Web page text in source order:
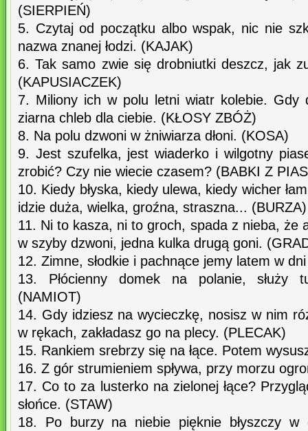
(SIERPIEŃ)
5. Czytaj od początku albo wspak, nic nie
nazwa znanej łodzi. (KAJAK)
6. Tak samo zwie się drobniutki deszcz, jak
(KAPUSIACZEK)
7. Miliony ich w polu letni wiatr kolebie. Gdy
ziarna chleb dla ciebie. (KŁOSY ZBÓŻ)
8. Na polu dzwoni w żniwiarza dłoni. (KOSA)
9. Jest szufelka, jest wiaderko i wilgotny
zrobić? Czy nie wiecie czasem? (BABKI Z
10. Kiedy błyska, kiedy ulewa, kiedy wicher
idzie duża, wielka, groźna, straszna... (BURZA)
11. Ni to kasza, ni to groch, spada z nieba, że
w szyby dzwoni, jedna kulka drugą goni.
12. Zimne, słodkie i pachnące jemy latem w
13. Płócienny domek na polanie, służy
(NAMIOT)
14. Gdy idziesz na wycieczkę, nosisz w nim
w rękach, zakładasz go na plecy. (PLECAK)
15. Rankiem srebrzy się na łące. Potem
16. Z gór strumieniem spływa, przy morzu
17. Co to za lusterko na zielonej łące?
słońce. (STAW)
18. Po burzy na niebie pięknie błyszczy w